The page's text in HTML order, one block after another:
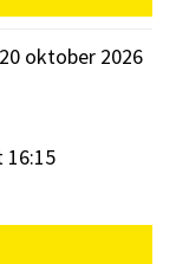
oktober 2026
16:15